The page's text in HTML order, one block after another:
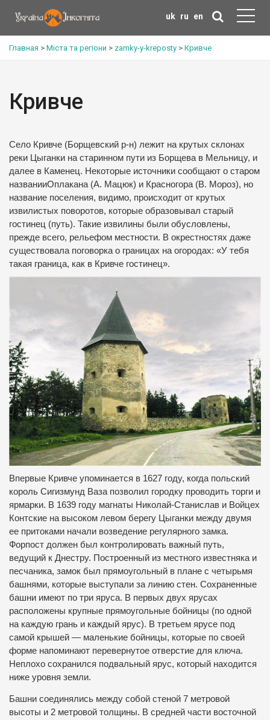
uk ru en
Главная > Міста та регіони > zamky-y-kreposty > Кривче
Кривче
Село Кривче (Борщевский р-н) лежит на крутых склонах
реки Цыганки на старинном пути из Борщева в Мельницу, и
далее в Каменец. Некоторые источники сообщают о старом
названииОплакана (А. Мацюк) и Красногора (В. Мороз), но
название поселения, видимо, происходит от крутых
извилистых поворотов, которые образовывал старый
гостинец (путь). Такие извилины были обусловлены,
прежде всего, рельефом местности. В окрестностях даже
существовала поговорка о границах на огородах: «У тебя
такая граница, как в Кривче гостинец».
Впервые Кривче упоминается в 1627 году, когда польский
король Сигизмунд Ваза позволил городку проводить торги и
ярмарки. В 1639 году магнаты Николай-Станислав и Войцех
Контские на высоком левом берегу Цыганки между двумя
ее притоками начали возведение регулярного замка.
Форпост должен был контролировать важный путь,
ведущий к Днестру. Построенный из местного известняка и
песчаника, замок был прямоугольный в плане с четырьмя
башнями, которые выступали за линию стен. Сохраненные
башни имеют по три яруса. В первых двух ярусах
расположены крупные прямоугольные бойницы (по одной
на каждую грань и каждый ярус). В третьем ярусе под
самой крышей — маленькие бойницы, которые по своей
форме напоминают перевернутое отверстие для ключа.
Неплохо сохранился подвальный ярус, который находится
ниже уровня земли.
Башни соединялись между собой стеной 7 метровой
высоты и 2 метровой толщины. В средней части восточной